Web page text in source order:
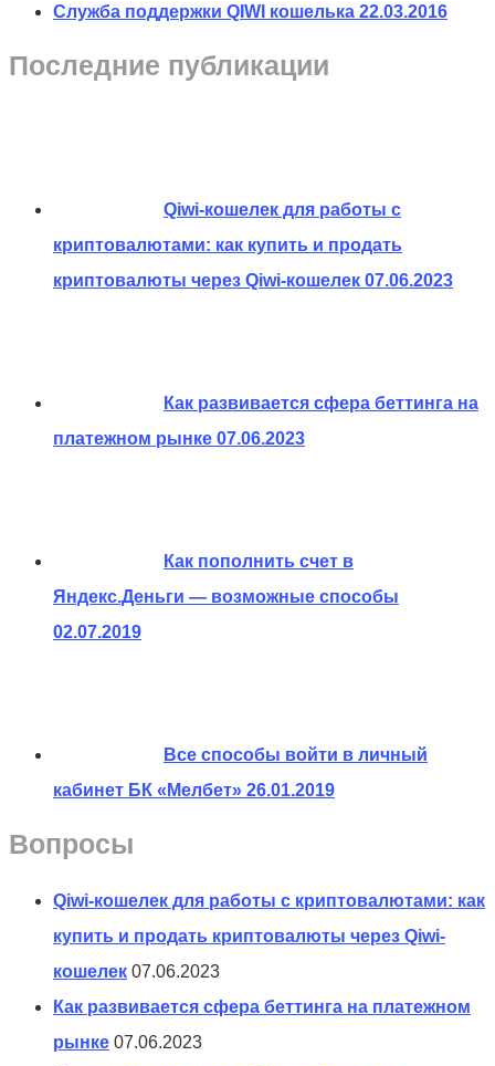
Служба поддержки QIWI кошелька 22.03.2016
Последние публикации
Qiwi-кошелек для работы с
криптовалютами: как купить и продать
криптовалюты через Qiwi-кошелек 07.06.2023
Как развивается сфера беттинга на
платежном рынке 07.06.2023
Как пополнить счет в
Яндекс.Деньги — возможные способы
02.07.2019
Все способы войти в личный
кабинет БК «Мелбет» 26.01.2019
Вопросы
Qiwi-кошелек для работы с криптовалютами: как
купить и продать криптовалюты через Qiwi-
кошелек 07.06.2023
Как развивается сфера беттинга на платежном
рынке 07.06.2023